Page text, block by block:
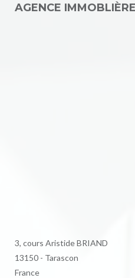
AGENCE
3, cours Aristide BRIAND
13150 - Tarascon
France